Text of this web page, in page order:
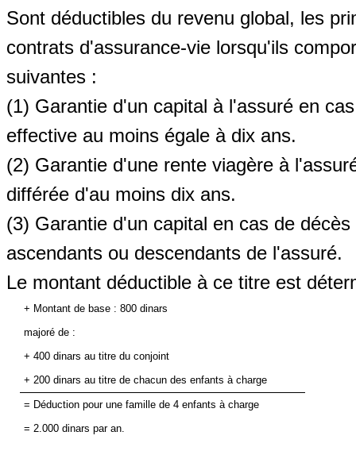
Sont déductibles du revenu global, les
contrats d'assurance-vie lorsqu'ils
suivantes :
(1) Garantie d'un capital à l'assuré en
effective au moins égale à dix ans.
(2) Garantie d'une rente viagère à
différée d'au moins dix ans.
(3) Garantie d'un capital en cas de
ascendants ou descendants de l'assuré.
Le montant déductible à ce titre est
+ Montant de base : 800 dinars
majoré de :
+ 400 dinars au titre du conjoint
+ 200 dinars au titre de chacun des enfants à charge
= Déduction pour une famille de 4 enfants à charge
= 2.000 dinars par an.